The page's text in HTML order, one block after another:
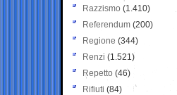
Razzismo (1.410)
Referendum (200)
Regione (344)
Renzi (1.521)
Repetto (46)
Rifiuti (84)